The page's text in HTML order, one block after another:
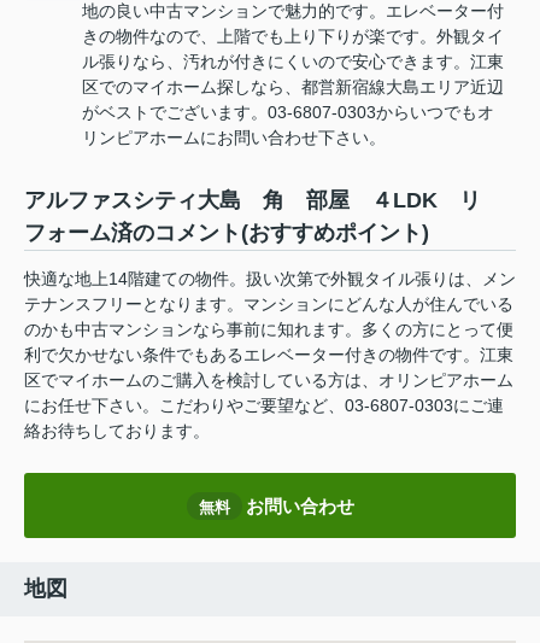
地の良い中古マンションで魅力的です。エレベーター付
きの物件なので、上階でも上り下りが楽です。外観タイ
ル張りなら、汚れが付きにくいので安心できます。江東
区でのマイホーム探しなら、都営新宿線大島エリア近辺
がベストでございます。03-6807-0303からいつでもオ
リンピアホームにお問い合わせ下さい。
アルファスシティ大島 角 部屋 ４LDK リ
フォーム済のコメント(おすすめポイント)
快適な地上14階建ての物件。扱い次第で外観タイル張りは、メン
テナンスフリーとなります。マンションにどんな人が住んでいる
のかも中古マンションなら事前に知れます。多くの方にとって便
利で欠かせない条件でもあるエレベーター付きの物件です。江東
区でマイホームのご購入を検討している方は、オリンピアホーム
にお任せ下さい。こだわりやご要望など、03-6807-0303にご連
絡お待ちしております。
無料 お問い合わせ
地図